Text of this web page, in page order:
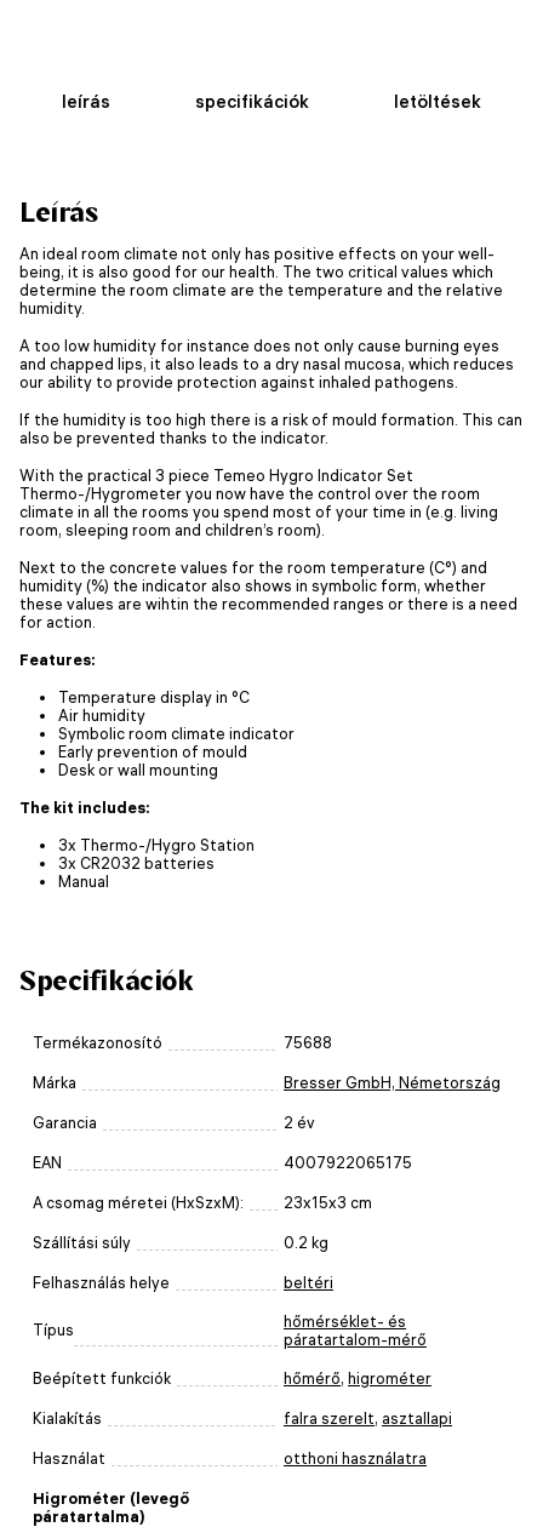
leírás specifikációk letöltések
Leírás
An ideal room climate not only has positive effects on your well-
being, it is also good for our health. The two critical values which
determine the room climate are the temperature and the relative
humidity.
A too low humidity for instance does not only cause burning eyes
and chapped lips, it also leads to a dry nasal mucosa, which reduces
our ability to provide protection against inhaled pathogens.
If the humidity is too high there is a risk of mould formation. This can
also be prevented thanks to the indicator.
With the practical 3 piece Temeo Hygro Indicator Set
Thermo-/Hygrometer you now have the control over the room
climate in all the rooms you spend most of your time in (e.g. living
room, sleeping room and children’s room).
Next to the concrete values for the room temperature (C°) and
humidity (%) the indicator also shows in symbolic form, whether
these values are wihtin the recommended ranges or there is a need
for action.
Features:
Temperature display in °C
Air humidity
Symbolic room climate indicator
Early prevention of mould
Desk or wall mounting
The kit includes:
3x Thermo-/Hygro Station
3x CR2032 batteries
Manual
Specifikációk
Termékazonosító 75688
Márka Bresser GmbH, Németország
Garancia 2 év
EAN 4007922065175
A csomag méretei (HxSzxM): 23x15x3 cm
Szállítási súly 0.2 kg
Felhasználás helye beltéri
Típus
hőmérséklet- és
páratartalom-mérő
Beépített funkciók hőmérő, higrométer
Kialakítás falra szerelt, asztallapi
Használat otthoni használatra
Higrométer (levegő
páratartalma)